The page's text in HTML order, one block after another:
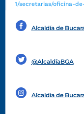
1/secretarias/oficina-
Alcaldía de
@AlcaldíaBGA
Alcaldía de